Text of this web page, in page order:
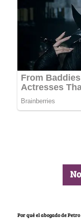
Por qué el abogado de